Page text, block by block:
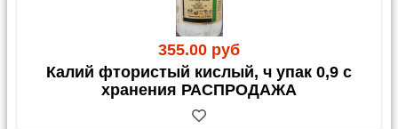
355.00 руб
Калий фтористый кислый, ч упак 0,9 с
хранения РАСПРОДАЖА